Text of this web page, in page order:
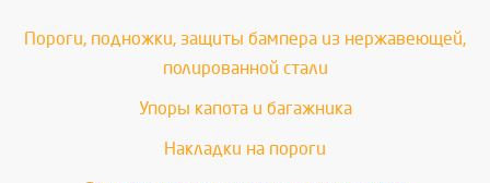
Пороги, подножки, защиты бампера из нержавеющей,
полированной стали
Упоры капота и багажника
Накладки на пороги